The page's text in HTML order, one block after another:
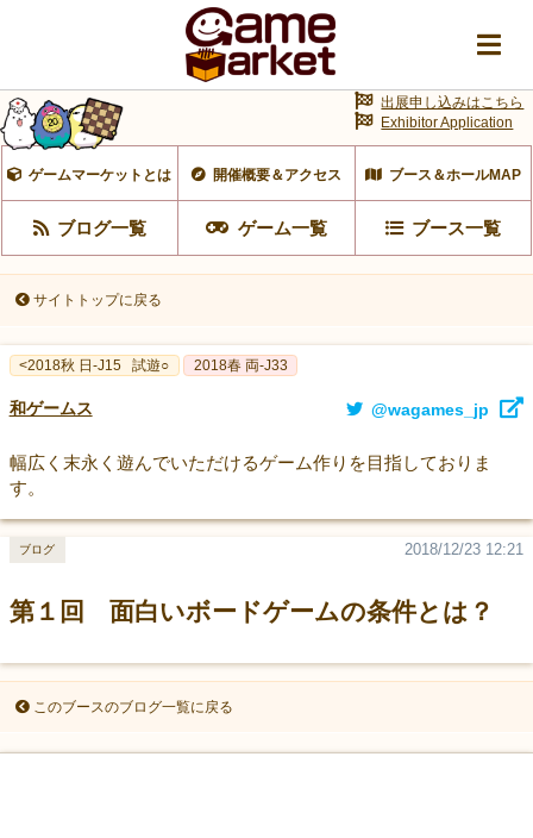
ゲームマーケットとは 開催概要＆アクセス ブース＆ホールMAP
ブログ一覧 ゲーム一覧 ブース一覧
出展申し込みはこちら
Exhibitor Application
サイトトップに戻る
<2018秋 日-J15 試遊○ 2018春 両-J33
和ゲームス @wagames_jp
幅広く末永く遊んでいただけるゲーム作りを目指しておりま
す。
第１回 面白いボードゲームの条件とは？
2018/12/23 12:21
ブログ
このブースのブログ一覧に戻る